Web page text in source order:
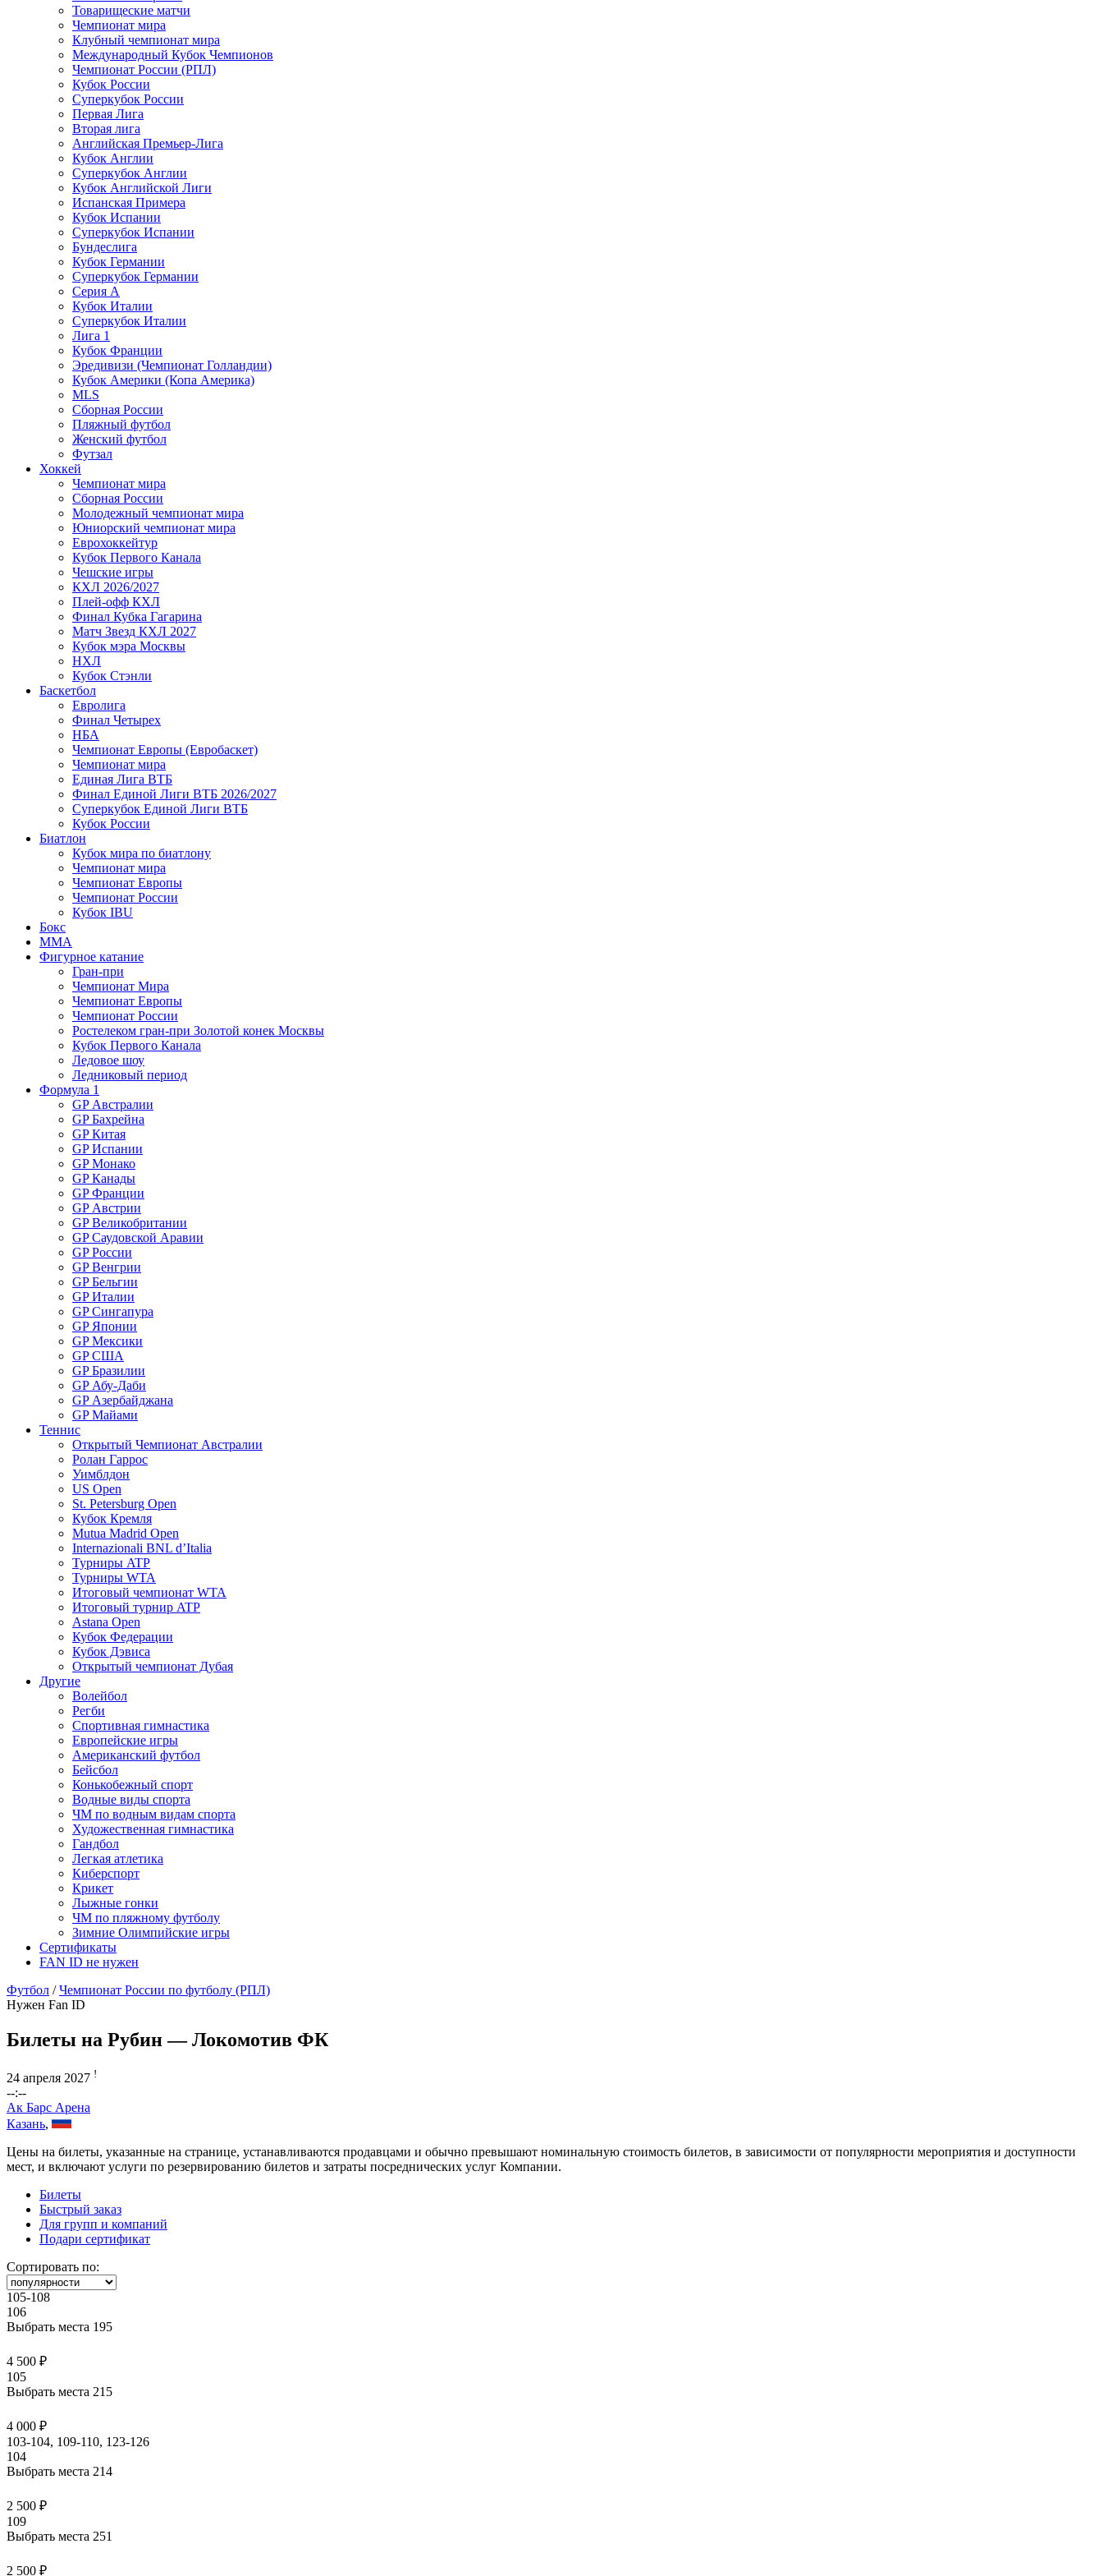
Товарищеские матчи
Чемпионат мира
Клубный чемпионат мира
Международный Кубок Чемпионов
Чемпионат России (РПЛ)
Кубок России
Суперкубок России
Первая Лига
Вторая лига
Английская Премьер-Лига
Кубок Англии
Суперкубок Англии
Кубок Английской Лиги
Испанская Примера
Кубок Испании
Суперкубок Испании
Бундеслига
Кубок Германии
Суперкубок Германии
Серия А
Кубок Италии
Суперкубок Италии
Лига 1
Кубок Франции
Эредивизи (Чемпионат Голландии)
Кубок Америки (Копа Америка)
MLS
Сборная России
Пляжный футбол
Женский футбол
Футзал
Хоккей
Чемпионат мира
Сборная России
Молодежный чемпионат мира
Юниорский чемпионат мира
Еврохоккейтур
Кубок Первого Канала
Чешские игры
КХЛ 2026/2027
Плей-офф КХЛ
Финал Кубка Гагарина
Матч Звезд КХЛ 2027
Кубок мэра Москвы
НХЛ
Кубок Стэнли
Баскетбол
Евролига
Финал Четырех
НБА
Чемпионат Европы (Евробаскет)
Чемпионат мира
Единая Лига ВТБ
Финал Единой Лиги ВТБ 2026/2027
Суперкубок Единой Лиги ВТБ
Кубок России
Биатлон
Кубок мира по биатлону
Чемпионат мира
Чемпионат Европы
Чемпионат России
Кубок IBU
Бокс
MMA
Фигурное катание
Гран-при
Чемпионат Мира
Чемпионат Европы
Чемпионат России
Ростелеком гран-при Золотой конек Москвы
Кубок Первого Канала
Ледовое шоу
Ледниковый период
Формула 1
GP Австралии
GP Бахрейна
GP Китая
GP Испании
GP Монако
GP Канады
GP Франции
GP Австрии
GP Великобритании
GP Саудовской Аравии
GP России
GP Венгрии
GP Бельгии
GP Италии
GP Сингапура
GP Японии
GP Мексики
GP США
GP Бразилии
GP Абу-Даби
GP Азербайджана
GP Майами
Теннис
Открытый Чемпионат Австралии
Ролан Гаррос
Уимблдон
US Open
St. Petersburg Open
Кубок Кремля
Mutua Madrid Open
Internazionali BNL d’Italia
Турниры ATP
Турниры WTA
Итоговый чемпионат WTA
Итоговый турнир ATP
Astana Open
Кубок Федерации
Кубок Дэвиса
Открытый чемпионат Дубая
Другие
Волейбол
Регби
Спортивная гимнастика
Европейские игры
Американский футбол
Бейсбол
Конькобежный спорт
Водные виды спорта
ЧМ по водным видам спорта
Художественная гимнастика
Гандбол
Легкая атлетика
Киберспорт
Крикет
Лыжные гонки
ЧМ по пляжному футболу
Зимние Олимпийские игры
Сертификаты
FAN ID не нужен
Футбол /Чемпионат России по футболу (РПЛ)
Нужен Fan ID
Билеты на Рубин — Локомотив ФК
24 апреля 2027 !
--:--
Ак Барс Арена
Казань,
Цены на билеты, указанные на странице, устанавливаются продавцами и обычно превышают номинальную стоимость билетов, в зависимости от популярности мероприятия и доступности
мест, и включают услуги по резервированию билетов и затраты посреднических услуг Компании.
Билеты
Быстрый заказ
Для групп и компаний
Подари сертификат
Сортировать по:
105-108
106
Выбрать места 195
4 500 ₽
105
Выбрать места 215
4 000 ₽
103-104, 109-110, 123-126
104
Выбрать места 214
2 500 ₽
109
Выбрать места 251
2 500 ₽